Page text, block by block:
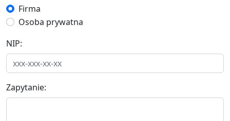
Firma
Osoba prywatna
NIP:
Zapytanie: